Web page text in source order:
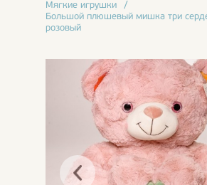
Мягкие игрушки
/
Большой плюшевый мишка три
розовый